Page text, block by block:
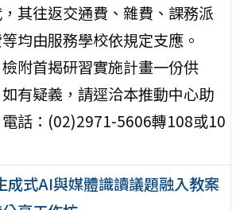
其往返交通費、雜費、課務派
均由服務學校依規定支應。
附首揭研習實施計畫一份供
有疑義，請逕洽本推動中心助
話：(02)2971-5606轉108或10
成式AI與媒體識讀議題融入教案